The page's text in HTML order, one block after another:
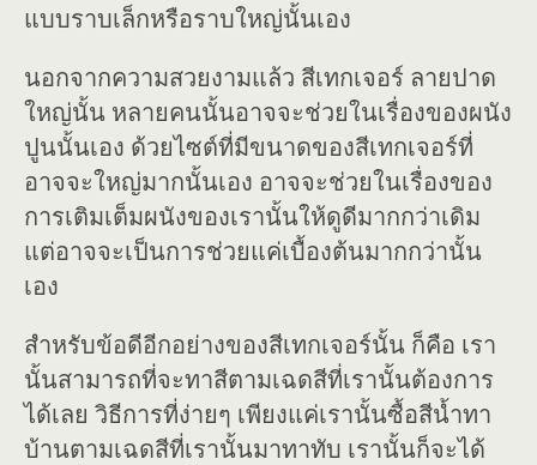
แบบราบเล็กหรือราบใหญ่นั้นเอง
นอกจากความสวยงามแล้ว สีเทกเจอร์ ลายปาด
ใหญ่นั้น หลายคนนั้นอาจจะช่วยในเรื่องของผนัง
ปูนนั้นเอง ด้วยไซต์ที่มีขนาดของสีเทกเจอร์ที่
อาจจะใหญ่มากนั้นเอง อาจจะช่วยในเรื่องของ
การเติมเต็มผนังของเรานั้นให้ดูดีมากกว่าเดิม
แต่อาจจะเป็นการช่วยแค่เบื้องต้นมากกว่านั้น
เอง
สำหรับข้อดีอีกอย่างของสีเทกเจอร์นั้น ก็คือ เรา
นั้นสามารถที่จะทาสีตามเฉดสีที่เรานั้นต้องการ
ได้เลย วิธีการที่ง่ายๆ เพียงแค่เรานั้นซื้อสีน้ำทา
บ้านตามเฉดสีที่เรานั้นมาทาทับ เรานั้นก็จะได้